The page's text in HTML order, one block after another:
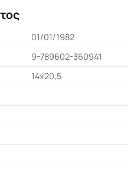
01/01/1982
9-789602-360941
14x20,5